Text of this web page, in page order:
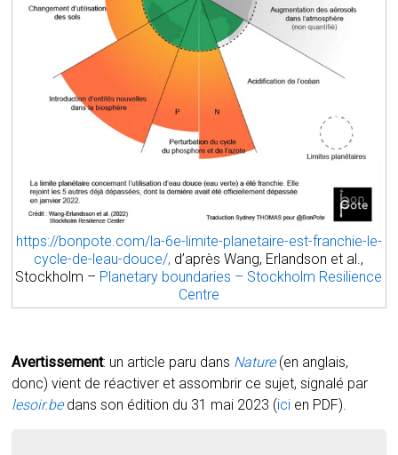
https://bonpote.com/la-6e-limite-planetaire-est-franchie-le-
cycle-de-leau-douce/, d’après Wang, Erlandson et al.,
Stockholm – Planetary boundaries – Stockholm Resilience
Centre
Avertissement: un article paru dans Nature(en anglais,
donc) vient de réactiver et assombrir ce sujet, signalé par
lesoir.bedans son édition du 31 mai 2023 (ici en PDF).